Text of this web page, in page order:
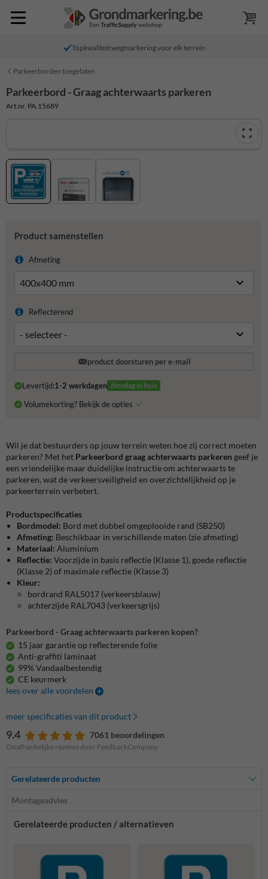
Topkwaliteit wegmarkering voor elk terrein
Parkeerborden toegelaten
Parkeerbord - Graag achterwaarts parkeren
Art.nr. PA.15689
Product samenstellen
Afmeting
Reflecterend
product doorsturen per e-mail
Levertijd:1-2 werkdagen dinsdag in huis
Volumekorting? Bekijk de opties
Wil je dat bestuurders op jouw terrein weten hoe zij correct moeten
parkeren? Met het Parkeerbord graag achterwaarts parkeren geef je
een vriendelijke maar duidelijke instructie om achterwaarts te
parkeren, wat de verkeersveiligheid en overzichtelijkheid op je
parkeerterrein verbetert.
Productspecificaties
Bordmodel: Bord met dubbel omgeplooide rand (SB250)
Afmeting: Beschikbaar in verschillende maten (zie afmeting)
Materiaal: Aluminium
Reflectie: Voorzijde in basis reflectie (Klasse 1), goede reflectie
(Klasse 2) of maximale reflectie (Klasse 3)
Kleur:
bordrand RAL5017 (verkeersblauw)
achterzijde RAL7043 (verkeersgrijs)
Parkeerbord - Graag achterwaarts parkeren kopen?
15 jaar garantie op reflecterende folie
Anti-graffiti laminaat
99% Vandaalbestendig
CE keurmerk
lees over alle voordelen
meer specificaties van dit product
9.4 7061 beoordelingen
Onafhankelijke reviews door FeedbackCompany
Gerelateerde producten
Montageadvies
Gerelateerde producten / alternatieven